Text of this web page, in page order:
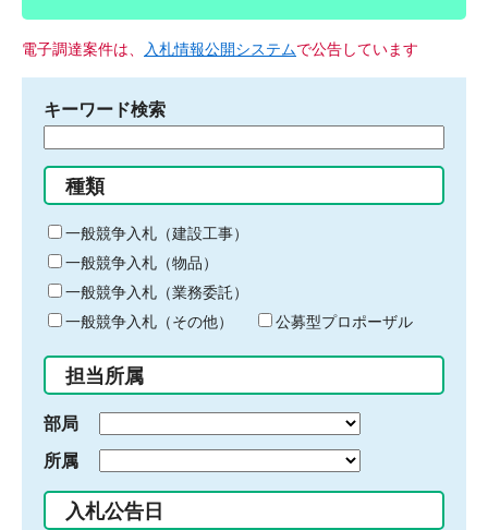
電子調達案件は、 入札情報公開システムで公告しています
キーワード検索
る
キ
ー
ワ
ー
ド
入
力
種類
一般競争入札（建設工事）
一般競争入札（物品）
一般競争入札（業務委託）
一般競争入札（その他）
公募型プロポーザル
担当所属
部局
所属
入札公告日